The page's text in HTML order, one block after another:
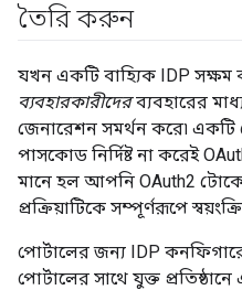
তৈরি করুন
যখন একটি বাহ্যিক IDP
ব্যবহারকারীদেরব্যবহারের
জেনারেশন সমর্থন করে৷ একটি
পাসকোড নির্দিষ্ট না করেই
মানে হল আপনি OAuth2
প্রক্রিয়াটিকে সম্পূর্ণরূপে
পোর্টালের জন্য IDP
পোর্টালের সাথে যুক্ত